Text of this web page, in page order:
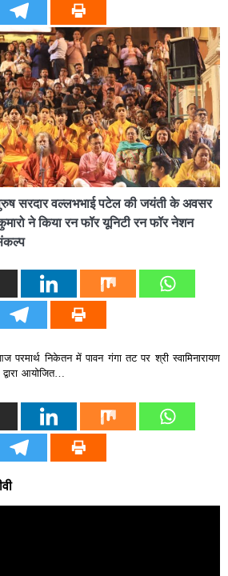
सरदार वल्लभभाई पटेल की जयंती के अवसर
ने किया रन फॉर यूनिटी रन फॉर नेशन
निकेतन में पावन गंगा तट पर श्री स्वामिनारायण
आयोजित…